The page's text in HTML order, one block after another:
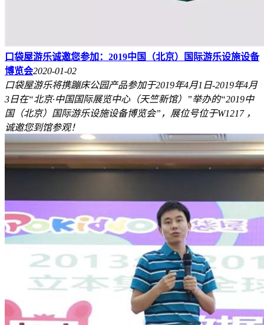
口袋屋游乐诚邀您参加：2019中国（北京）国际游乐设施设备
博览会2020-01-02
口袋屋游乐将携蹦床公园产品参加于2019年4月1日-2019年4月
3日在“北京·中国国际展览中心（天竺新馆）”举办的“2019中
国（北京）国际游乐设施设备博览会”，展位号位于W1217 ，
诚邀您到馆参观！